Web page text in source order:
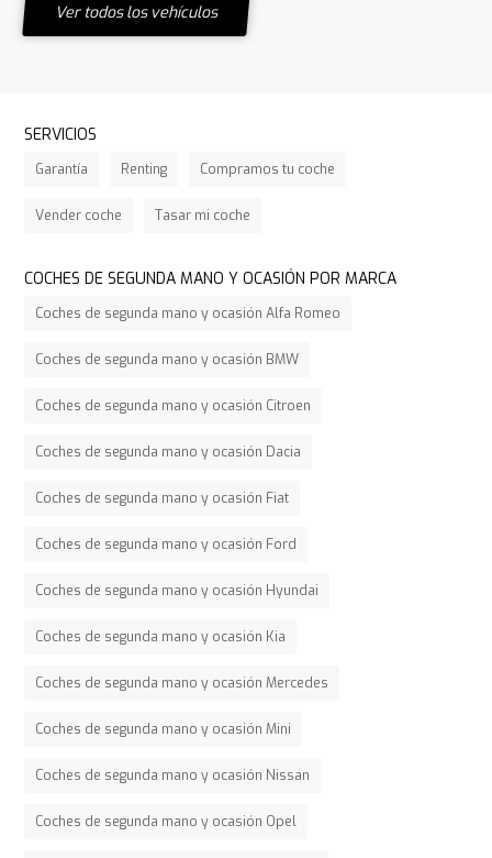
Ver todos los vehículos
SERVICIOS
Garantía Renting Compramos tu coche
Vender coche Tasar mi coche
COCHES DE SEGUNDA MANO Y OCASIÓN POR MARCA
Coches de segunda mano y ocasión Alfa Romeo
Coches de segunda mano y ocasión BMW
Coches de segunda mano y ocasión Citroen
Coches de segunda mano y ocasión Dacia
Coches de segunda mano y ocasión Fiat
Coches de segunda mano y ocasión Ford
Coches de segunda mano y ocasión Hyundai
Coches de segunda mano y ocasión Kia
Coches de segunda mano y ocasión Mercedes
Coches de segunda mano y ocasión Mini
Coches de segunda mano y ocasión Nissan
Coches de segunda mano y ocasión Opel